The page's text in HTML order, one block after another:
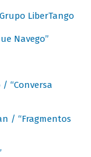
LiberTango
Navego”
“Conversa
/ “Fragmentos